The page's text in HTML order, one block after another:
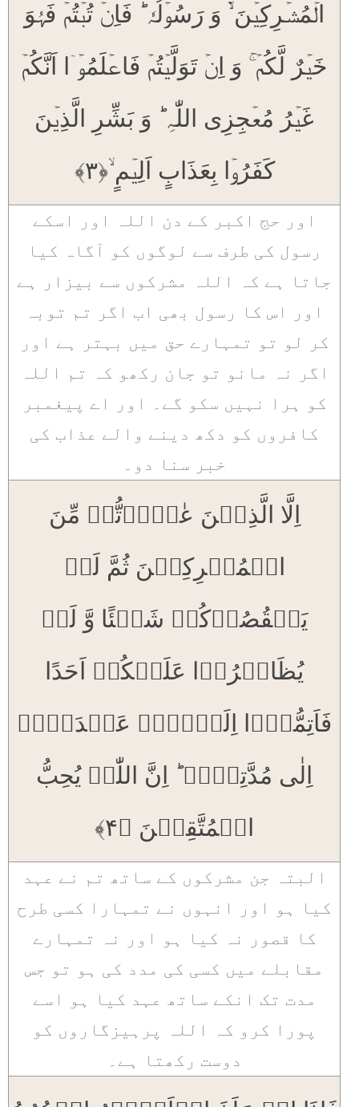
الۡمُشۡرِکِیۡنَ ۬ۙ وَ رَسُوۡلُہٗ ؕ فَاِنۡ تُبۡتُمۡ فَہُوَ
خَیۡرٌ لَّکُمۡ ۚ وَ اِنۡ تَوَلَّیۡتُمۡ فَاعۡلَمُوۡۤا اَنَّکُمۡ
غَیۡرُ مُعۡجِزِی اللّٰہِ ؕ وَ بَشِّرِ الَّذِیۡنَ
کَفَرُوۡا بِعَذَابٍ اَلِیۡمٍ ۙ﴿۳﴾
اور حج اکبر کے دن اللہ اور اسکے
رسول کی طرف سے لوگوں کو آگاہ کیا
جاتا ہے کہ اللہ مشرکوں سے بیزار ہے
اور اس کا رسول بھی اب اگر تم توبہ
کر لو تو تمہارے حق میں بہتر ہے اور
اگر نہ مانو تو جان رکھو کہ تم اللہ
کو ہرا نہیں سکو گے۔ اور اے پیغمبر
کافروں کو دکھ دینے والے عذاب کی
خبر سنا دو۔
اِلَّا الَّذِیۡنَ عٰہَدۡتُّمۡ مِّنَ
الۡمُشۡرِکِیۡنَ ثُمَّ لَمۡ
یَنۡقُصُوۡکُمۡ شَیۡئًا وَّ لَمۡ
یُظَاہِرُوۡا عَلَیۡکُمۡ اَحَدًا
فَاَتِمُّوۡۤا اِلَیۡہِمۡ عَہۡدَہُمۡ
اِلٰی مُدَّتِہِمۡ ؕ اِنَّ اللّٰہَ یُحِبُّ
الۡمُتَّقِیۡنَ ﴿۴﴾
البتہ جن مشرکوں کے ساتھ تم نے عہد
کیا ہو اور انہوں نے تمہارا کسی طرح
کا قصور نہ کیا ہو اور نہ تمہارے
مقابلے میں کسی کی مدد کی ہو تو جس
مدت تک انکے ساتھ عہد کیا ہو اسے
پورا کرو کہ اللہ پرہیزگاروں کو
دوست رکھتا ہے۔